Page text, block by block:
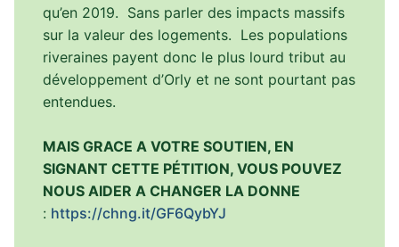
qu’en 2019. Sans parler des impacts massifs
sur la valeur des logements. Les populations
riveraines payent donc le plus lourd tribut au
développement d’Orly et ne sont pourtant pas
entendues.
MAIS GRACE A VOTRE SOUTIEN, EN
SIGNANT CETTE PÉTITION, VOUS POUVEZ
NOUS AIDER A CHANGER LA DONNE
: https://chng.it/GF6QybYJ